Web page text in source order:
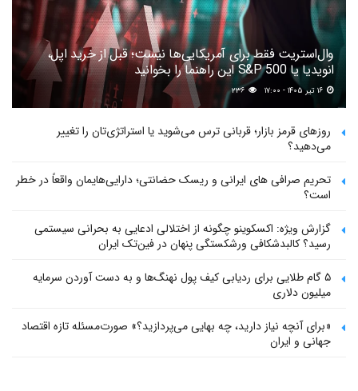
وال‌استریت فقط برای آمریکایی‌ها نیست؛ قبل از خرید اپل،
انویدیا یا S&P 500 این راهنما را بخوانید
۲۳۶
روزهای قرمز بازار؛ قربانی ترس می‌شوید یا استراتژی‌تان را تغییر
می‌دهید؟
تحریم صرافی های ایرانی و ریسک حضانتی؛ دارایی‌هایمان واقعاً در خطر
است؟
گزارش ویژه: اکسکوینو چگونه از اختلالی ادعایی به بحرانی سیستمی
رسید؟ کالبدشکافی ورشکستگی پنهان در فین‌تک ایران
۵ گام طلایی برای ردیابی کیف پول‌ نهنگ‌ها و به دست آوردن سرمایه
میلیون دلاری
«برای آنچه نیاز دارید، چه بهایی می‌پردازید؟» صورت‌مسئله تازه اقتصاد
جهانی و ایران